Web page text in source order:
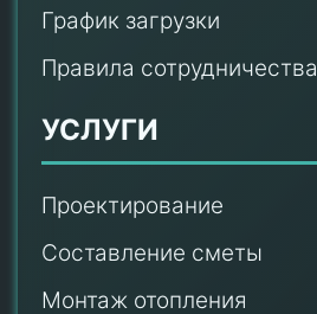
График загрузки
Правила сотрудничества
УСЛУГИ
Проектирование
Составление сметы
Монтаж отопления